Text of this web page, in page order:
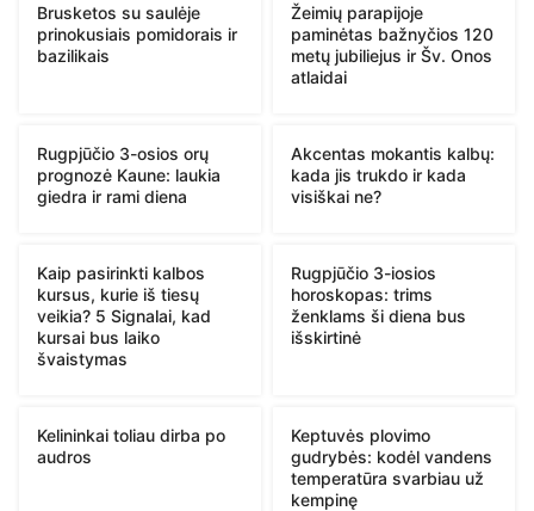
Brusketos su saulėje
prinokusiais pomidorais ir
bazilikais
Žeimių parapijoje
paminėtas bažnyčios 120
metų jubiliejus ir Šv. Onos
atlaidai
Rugpjūčio 3-osios orų
prognozė Kaune: laukia
giedra ir rami diena
Akcentas mokantis kalbų:
kada jis trukdo ir kada
visiškai ne?
Kaip pasirinkti kalbos
kursus, kurie iš tiesų
veikia? 5 Signalai, kad
kursai bus laiko
švaistymas
Rugpjūčio 3-iosios
horoskopas: trims
ženklams ši diena bus
išskirtinė
Kelininkai toliau dirba po
audros
Keptuvės plovimo
gudrybės: kodėl vandens
temperatūra svarbiau už
kempinę